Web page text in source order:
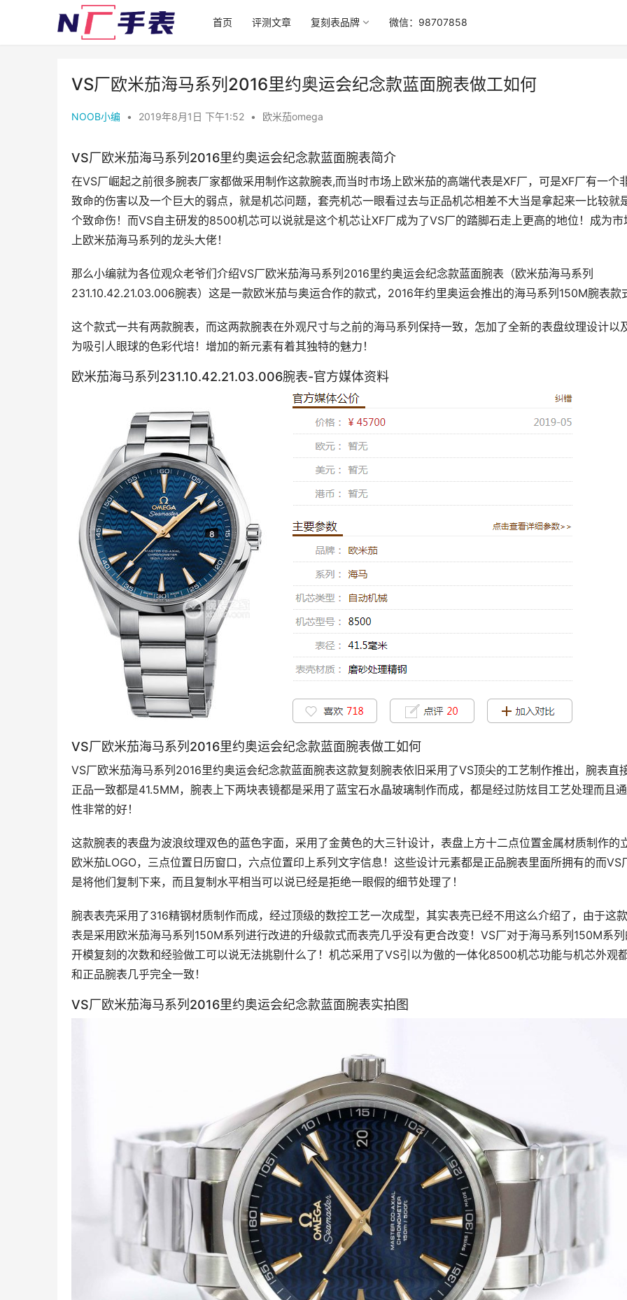
首页 评测文章 复刻表品牌 微信：98707858
VS厂欧米茄海马系列2016里约奥运会纪念款蓝面腕表做工如何
NOOB小编 • 2019年8月1日 下午1:52 • 欧米茄omega
VS厂欧米茄海马系列2016里约奥运会纪念款蓝面腕表简介
在VS厂崛起之前很多腕表厂家都做采用制作这款腕表,而当时市场上欧米茄的高端代表是XF厂，可是XF厂有一个
致命的伤害以及一个巨大的弱点，就是机芯问题，套壳机芯一眼看过去与正品机芯相差不大当是拿起来一比较就
个致命伤！而VS自主研发的8500机芯可以说就是这个机芯让XF厂成为了VS厂的踏脚石走上更高的地位！成为市
上欧米茄海马系列的龙头大佬！
那么小编就为各位观众老爷们介绍VS厂欧米茄海马系列2016里约奥运会纪念款蓝面腕表（欧米茄海马系列
231.10.42.21.03.006腕表）这是一款欧米茄与奥运合作的款式，2016年约里奥运会推出的海马系列150M腕表款
这个款式一共有两款腕表，而这两款腕表在外观尺寸与之前的海马系列保持一致，怎加了全新的表盘纹理设计以
为吸引人眼球的色彩代培！增加的新元素有着其独特的魅力！
欧米茄海马系列231.10.42.21.03.006腕表-官方媒体资料
VS厂欧米茄海马系列2016里约奥运会纪念款蓝面腕表做工如何
VS厂欧米茄海马系列2016里约奥运会纪念款蓝面腕表这款复刻腕表依旧采用了VS顶尖的工艺制作推出，腕表直
正品一致都是41.5MM，腕表上下两块表镜都是采用了蓝宝石水晶玻璃制作而成，都是经过防炫目工艺处理而且
性非常的好！
这款腕表的表盘为波浪纹理双色的蓝色字面，采用了金黄色的大三针设计，表盘上方十二点位置金属材质制作的
欧米茄LOGO，三点位置日历窗口，六点位置印上系列文字信息！这些设计元素都是正品腕表里面所拥有的而VS
是将他们复制下来，而且复制水平相当可以说已经是拒绝一眼假的细节处理了！
腕表表壳采用了316精钢材质制作而成，经过顶级的数控工艺一次成型，其实表壳已经不用这么介绍了，由于这
表是采用欧米茄海马系列150M系列进行改进的升级款式而表壳几乎没有更合改变！VS厂对于海马系列150M系
开模复刻的次数和经验做工可以说无法挑剔什么了！机芯采用了VS引以为傲的一体化8500机芯功能与机芯外观
和正品腕表几乎完全一致！
VS厂欧米茄海马系列2016里约奥运会纪念款蓝面腕表实拍图